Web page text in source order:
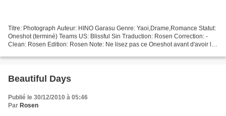
Titre: Photograph Auteur: HINO Garasu Genre: Yaoi,Drame,Romance Statut:
Oneshot (terminé) Teams US: Blissful Sin Traduction: Rosen Correction: -
Clean: Rosen Edition: Rosen Note: Ne lisez pas ce Oneshot avant d'avoir lu :
Beautiful Days
Publié le 30/12/2010 à 05:46
Par Rosen